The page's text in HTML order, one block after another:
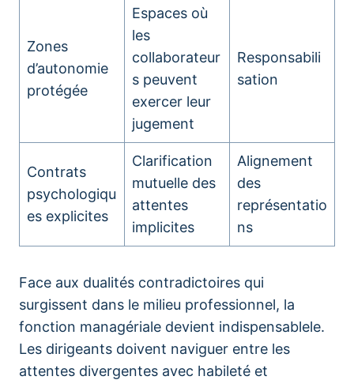
Zones
d’autonomie
protégée
Espaces où
les
collaborateur
s peuvent
exercer leur
jugement
Responsabili
sation
Contrats
psychologiqu
es explicites
Clarification
mutuelle des
attentes
implicites
Alignement
des
représentatio
ns
Face aux dualités contradictoires qui
surgissent dans le milieu professionnel, la
fonction managériale devient indispensablele.
Les dirigeants doivent naviguer entre les
attentes divergentes avec habileté et